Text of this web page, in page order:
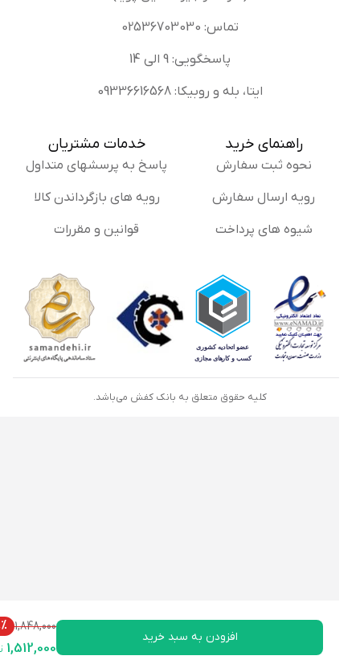
افزودن به سبد خرید
1,848,000
18%
1,512,000
تماس: 02536703030
پاسخگویی: 9 الی 14
ایتا، بله و روبیکا: 09336616568
راهنمای خرید
نحوه ثبت سفارش
رویه ارسال سفارش
شیوه های پرداخت
خدمات مشتریان
پاسخ به پرسشهای متداول
رویه های بازگرداندن کالا
قوانین و مقررات
کلیه حقوق متعلق به بانک کفش می‌باشد.